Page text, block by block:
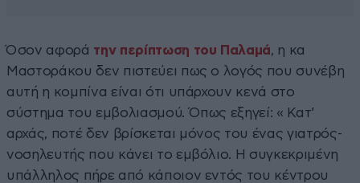
Όσον αφορά την περίπτωση του Παλαμά, η κα
Μαστοράκου δεν πιστεύει πως ο λογός που συνέβη
αυτή η κομπίνα είναι ότι υπάρχουν κενά στο
σύστημα του εμβολιασμού. Όπως εξηγεί: « Κατ’
αρχάς, ποτέ δεν βρίσκεται μόνος του ένας γιατρός-
νοσηλευτής που κάνει το εμβόλιο. Η συγκεκριμένη
υπάλληλος πήρε από κάποιον εντός του κέντρου